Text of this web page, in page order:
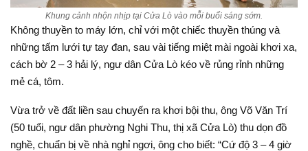
Khung cảnh nhộn nhịp tại Cửa Lò vào mỗi buổi sáng sớm.
Không thuyền to máy lớn, chỉ với một chiếc thuyền thúng và
những tấm lưới tự tay đan, sau vài tiếng miệt mài ngoài khơi xa,
cách bờ 2 – 3 hải lý, ngư dân Cửa Lò kéo về rủng rỉnh những
mẻ cá, tôm.
Vừa trở về đất liền sau chuyến ra khơi bội thu, ông Võ Văn Trí
(50 tuổi, ngư dân phường Nghi Thu, thị xã Cửa Lò) thu dọn đồ
nghề, chuẩn bị về nhà nghỉ ngơi, ông cho biết: “Cứ độ 3 – 4 giờ